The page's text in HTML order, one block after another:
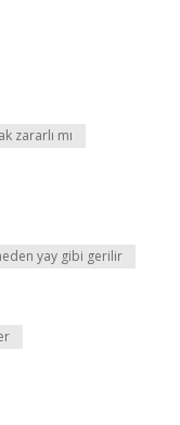
zararlı mı
yay gibi gerilir